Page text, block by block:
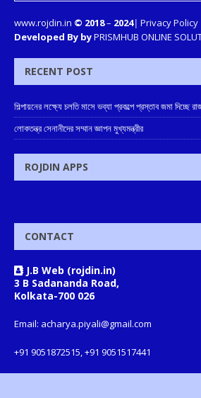
www.rojdin.in © 2018– 2024| Privacy Policy
Developed By byPRISMHUB ONLINE
RECENT POST
শিল্পায়নের লক্ষ্যে চলতি মাসে ভব্যা প্রকল্পে প্রস্তাব জমা দিচ্ছে
লোকতন্ত্র সেনানীদের সম্মান জ্ঞাপন মুখ্যমন্ত্রীর
ROJDIN APPS
CONTACT
J.B Web (rojdin.in)
3 B Sadananda Road,
Kolkata-700 026
Email: acharya.piyali@gmail.com
+91 9051872515, +91 9051517441